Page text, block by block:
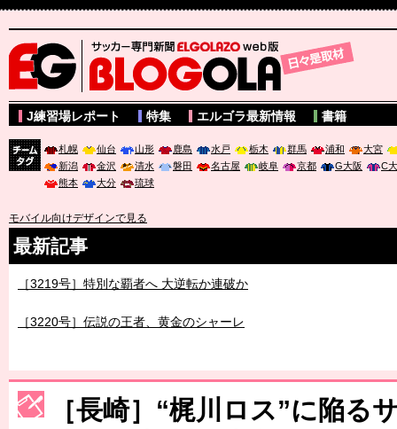
サッカー専門新聞ELGOLAZO web版 BLOGOLA
J練習場レポート 特集 エルゴラ最新情報 書籍
札幌 仙台 山形 鹿島 水戸 栃木 群馬 浦和
大宮
新潟
金沢 清水 磐田 名古屋 岐阜 京都 G大阪
C
熊本
大分 琉球
モバイル向けデザインで見る
最新記事
［3219号］特別な覇者へ 大逆転か連破か
［3220号］伝説の王者、黄金のシャーレ
［3230号］世界一への夢は終わらない
［3223号］一丸。日本出陣
［長崎］“梶川ロス”に陥